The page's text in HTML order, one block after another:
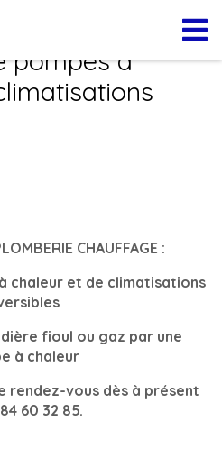
CHAUFFAGE
pompes à
CHAUFFAGE :
chaleur et de climatisations
fioul ou gaz par une
à chaleur
rendez-vous dès à présent
60 32 85.